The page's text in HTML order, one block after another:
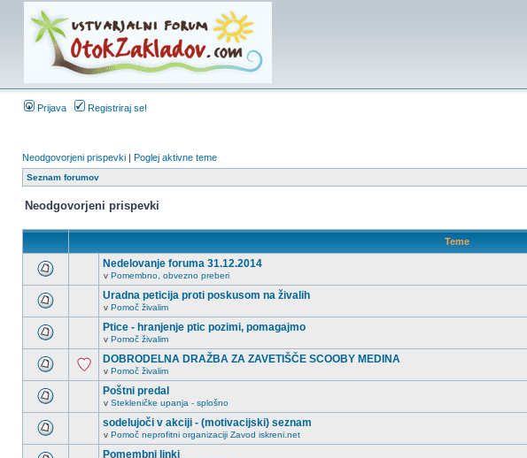
Prijava Registriraj se!
Neodgovorjeni prispevki | Poglej aktivne teme
Seznam forumov
Neodgovorjeni prispevki
Teme
Nedelovanje foruma 31.12.2014
v Pomembno, obvezno preberi
Uradna peticija proti poskusom na živalih
v Pomoč živalim
Ptice - hranjenje ptic pozimi, pomagajmo
v Pomoč živalim
DOBRODELNA DRAŽBA ZA ZAVETIŠČE SCOOBY MEDINA
v Pomoč živalim
Poštni predal
v Stekleničke upanja - splošno
sodelujoči v akciji - (motivacijski) seznam
v Pomoč neprofitni organizaciji Zavod iskreni.net
Pomembni linki